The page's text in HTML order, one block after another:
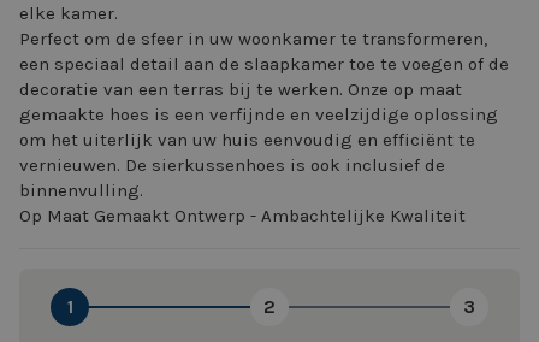
elke kamer.
Perfect om de sfeer in uw woonkamer te transformeren,
een speciaal detail aan de slaapkamer toe te voegen of de
decoratie van een terras bij te werken. Onze op maat
gemaakte hoes is een verfijnde en veelzijdige oplossing
om het uiterlijk van uw huis eenvoudig en efficiënt te
vernieuwen. De sierkussenhoes is ook inclusief de
binnenvulling.
Op Maat Gemaakt Ontwerp - Ambachtelijke Kwaliteit
1 2 3